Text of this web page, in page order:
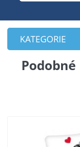
KATEGORIE
Podobné